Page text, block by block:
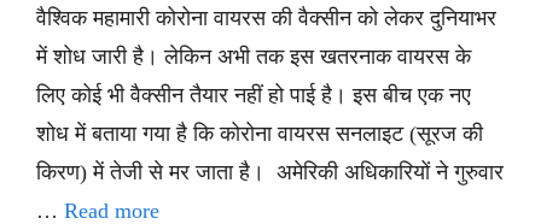
वैश्विक महामारी कोरोना वायरस की वैक्सीन को लेकर दुनियाभर
में शोध जारी है। लेकिन अभी तक इस खतरनाक वायरस के
लिए कोई भी वैक्सीन तैयार नहीं हो पाई है। इस बीच एक नए
शोध में बताया गया है कि कोरोना वायरस सनलाइट (सूरज की
किरण) में तेजी से मर जाता है। अमेरिकी अधिकारियों ने गुरुवार
… Read more